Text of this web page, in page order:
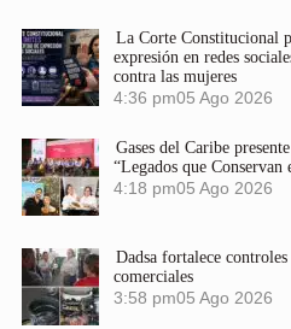
La Corte Constitucional
expresión en redes
contra las mujeres
4:36 pm05 Ago 2026
Gases del Caribe
“Legados que Conservan
4:18 pm05 Ago 2026
Dadsa fortalece
comerciales
3:58 pm05 Ago 2026